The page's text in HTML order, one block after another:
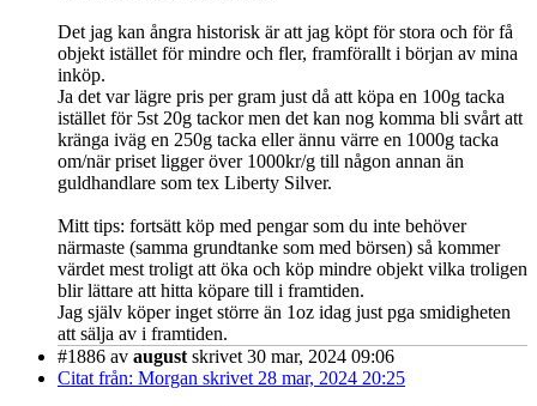
Det jag kan ångra historisk är att jag köpt för stora och för få
objekt istället för mindre och fler, framförallt i början av mina
inköp.
Ja det var lägre pris per gram just då att köpa en 100g tacka
istället för 5st 20g tackor men det kan nog komma bli svårt att
kränga iväg en 250g tacka eller ännu värre en 1000g tacka
om/när priset ligger över 1000kr/g till någon annan än
guldhandlare som tex Liberty Silver.
Mitt tips: fortsätt köp med pengar som du inte behöver
närmaste (samma grundtanke som med börsen) så kommer
värdet mest troligt att öka och köp mindre objekt vilka troligen
blir lättare att hitta köpare till i framtiden.
Jag själv köper inget större än 1oz idag just pga smidigheten
att sälja av i framtiden.
#1886 av august skrivet 30 mar, 2024 09:06
Citat från: Morgan skrivet 28 mar, 2024 20:25